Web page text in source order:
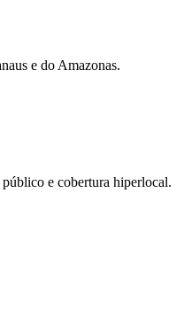
e do Amazonas.
e cobertura hiperlocal.